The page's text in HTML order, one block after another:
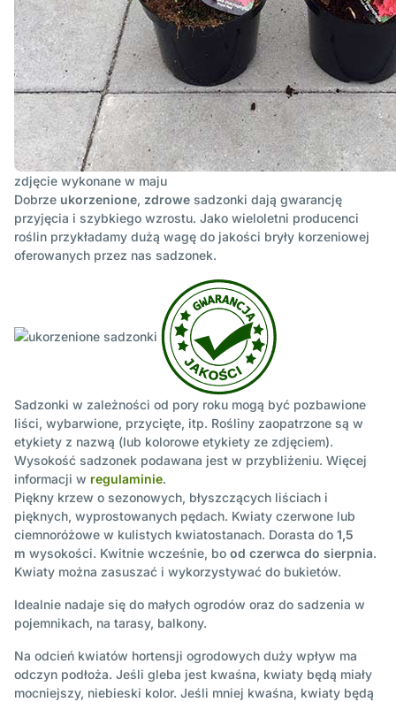
zdjęcie wykonane w maju
Dobrze ukorzenione, zdrowe sadzonki dają gwarancję
przyjęcia i szybkiego wzrostu. Jako wieloletni producenci
roślin przykładamy dużą wagę do jakości bryły korzeniowej
oferowanych przez nas sadzonek.
Sadzonki w zależności od pory roku mogą być pozbawione
liści, wybarwione, przycięte, itp. Rośliny zaopatrzone są w
etykiety z nazwą (lub kolorowe etykiety ze zdjęciem).
Wysokość sadzonek podawana jest w przybliżeniu. Więcej
informacji w regulaminie.
Piękny krzew o sezonowych, błyszczących liściach i
pięknych, wyprostowanych pędach. Kwiaty czerwone lub
ciemnoróżowe w kulistych kwiatostanach. Dorasta do 1,5
m wysokości. Kwitnie wcześnie, bo od czerwca do sierpnia.
Kwiaty można zasuszać i wykorzystywać do bukietów.
Idealnie nadaje się do małych ogrodów oraz do sadzenia w
pojemnikach, na tarasy, balkony.
Na odcień kwiatów hortensji ogrodowych duży wpływ ma
odczyn podłoża. Jeśli gleba jest kwaśna, kwiaty będą miały
mocniejszy, niebieski kolor. Jeśli mniej kwaśna, kwiaty będą